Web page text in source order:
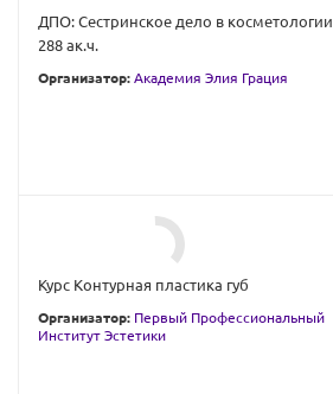
ДПО: Сестринское дело в косметологии
288 ак.ч.
Организатор: Академия Элия Грация
Курс Контурная пластика губ
Организатор: Первый Профессиональный
Институт Эстетики